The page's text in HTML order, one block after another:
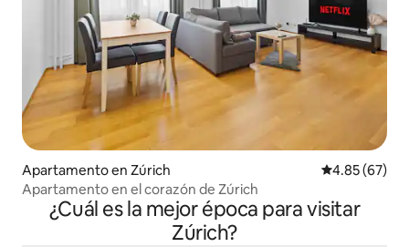
Apartamento en Zúrich Calificación
4.85 (67)
Apartamento en el corazón de Zúrich
¿Cuál es la mejor época para visitar
Zúrich?